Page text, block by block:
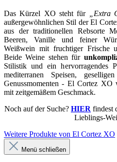
Das Kürzel XO steht für „Extra
außergewöhnlichen Stil der El
aus der traditionellen Rebsorte
Beeren, Vanille und feiner
Weißwein mit fruchtiger Frische
Beide Weine stehen für
Stilistik und ein hervorragendes
mediterranen Speisen,
Genussmomenten - El Cortez XO
mit zeitgemäßem Geschmack.
Noch auf der Suche? HIER findest
Lieblings-
Weitere Produkte von El Cortez XO
Menü schließen